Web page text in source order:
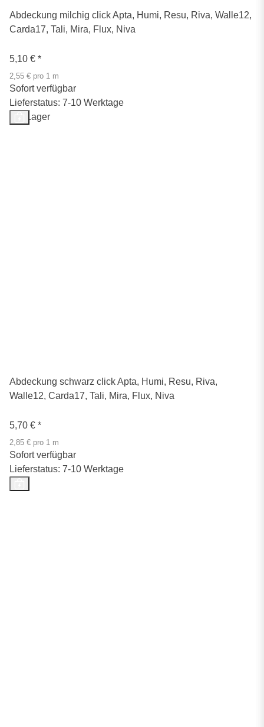
Abdeckung milchig click Apta, Humi, Resu, Riva, Walle12,
Carda17, Tali, Mira, Flux, Niva
5,10 € *
2,55 € pro 1 m
Sofort verfügbar
Lieferstatus: 7-10 Werktage
Auf Lager
Abdeckung schwarz click Apta, Humi, Resu, Riva,
Walle12, Carda17, Tali, Mira, Flux, Niva
5,70 € *
2,85 € pro 1 m
Sofort verfügbar
Lieferstatus: 7-10 Werktage